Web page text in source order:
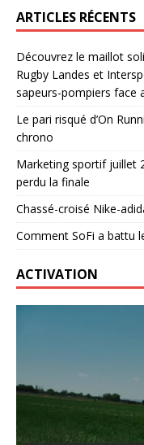
ARTICLES RÉCENTS
Découvrez le maillot
Rugby Landes et
sapeurs-pompiers face
Le pari risqué d’On
chrono
Marketing sportif juillet
perdu la finale
Chassé-croisé Nike-
Comment SoFi a battu
ACTIVATION